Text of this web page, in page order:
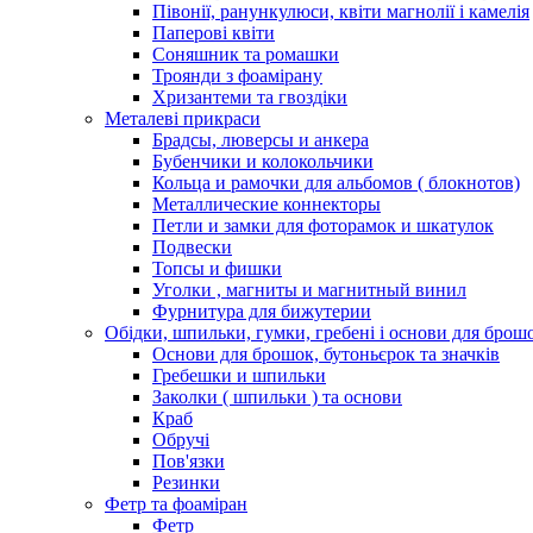
Півонії, ранункулюси, квіти магнолії і камелія
Паперові квіти
Соняшник та ромашки
Троянди з фоамірану
Хризантеми та гвоздіки
Металеві прикраси
Брадсы, люверсы и анкера
Бубенчики и колокольчики
Кольца и рамочки для альбомов ( блокнотов)
Металлические коннекторы
Петли и замки для фоторамок и шкатулок
Подвески
Топсы и фишки
Уголки , магниты и магнитный винил
Фурнитура для бижутерии
Обідки, шпильки, гумки, гребені і основи для
Основи для брошок, бутоньєрок та значків
Гребешки и шпильки
Заколки ( шпильки ) та основи
Краб
Обручі
Пов'язки
Резинки
Фетр та фоаміран
Фетр